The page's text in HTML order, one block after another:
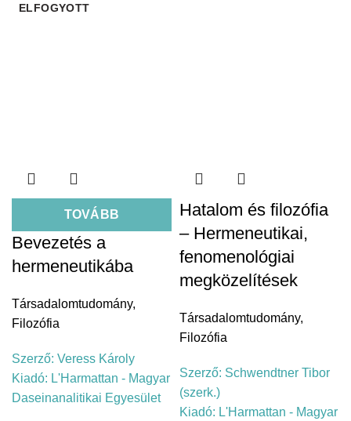
ELFOGYOTT
TOVÁBB
Bevezetés a
hermeneutikába
Társadalomtudomány,
Filozófia
Szerző: Veress Károly
Kiadó: L'Harmattan - Magyar
Daseinanalitikai Egyesület
Hatalom és filozófia
– Hermeneutikai,
fenomenológiai
megközelítések
Társadalomtudomány,
Filozófia
Szerző: Schwendtner Tibor
(szerk.)
Kiadó: L'Harmattan - Magyar